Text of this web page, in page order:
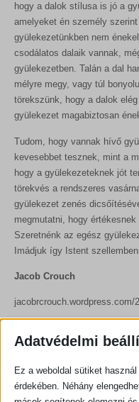
hogy a dalok stílusa is jó a
amelyeket én személy
gyülekezetünkben nem
csodálatos dalaik vannak,
gyülekezetben. Talán a dal
mélyre megy, vagy túl
törekszünk, hogy a dalok
gyülekezet magabiztosan
Tudom, hogy vannak hívő
kevesebbet tesznek, mint a
hogy a gyülekezeteknek jót
törekvés a rendszeres
gyülekezet zenés
megmutatni, hogy
Szeretnénk az egész
Imádjuk így Istent
Jacob Crouch
Adatvédelmi
Ez a weboldal sütiket
érdekében. Néhány